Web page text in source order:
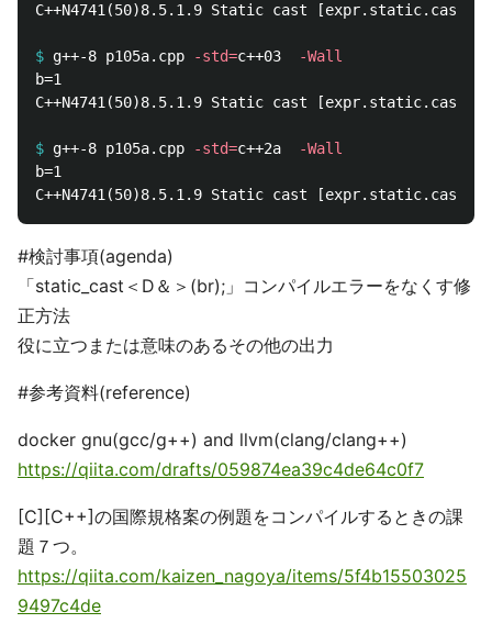
C++N4741(50)8.5.1.9 Static cast
$ g++-8 p105a.cpp -std=c++03
-Wall
b=1
C++N4741(50)8.5.1.9 Static cast
$ g++-8 p105a.cpp -std=c++2a
-Wall
b=1
#検討事項(agenda)
「static_cast＜D＆＞(br);」コンパイルエラーをなくす修
正方法
役に立つまたは意味のあるその他の出力
#参考資料(reference)
docker gnu(gcc/g++) and llvm(clang/clang++)
https://qiita.com/drafts/059874ea39c4de64c0f7
[C][C++]の国際規格案の例題をコンパイルするときの課
題７つ。
https://qiita.com/kaizen_nagoya/items/5f4b15503025
9497c4de